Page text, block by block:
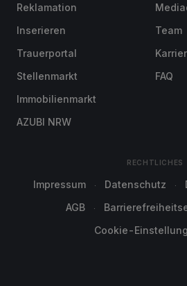
Reklamation
Inserieren
Trauerportal
Stellenmarkt
Immobilienmarkt
AZUBI NRW
Team
FAQ
RECHTLICHES
Impressum Datenschutz
AGB
Cookie-